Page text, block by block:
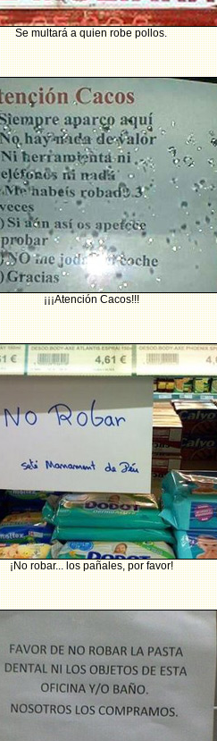
Se multará a quien robe pollos.
¡¡¡Atención Cacos!!!
¡No robar... los pañales, por favor!